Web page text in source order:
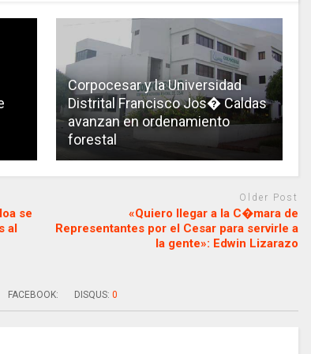
Corpocesar y la Universidad
Distrital Francisco Jos� Caldas
avanzan en ordenamiento
forestal
se
al
Older Post
«Quiero llegar a la C�mara de
Representantes por el Cesar para servirle a
la gente»: Edwin Lizarazo
FACEBOOK: DISQUS: 0